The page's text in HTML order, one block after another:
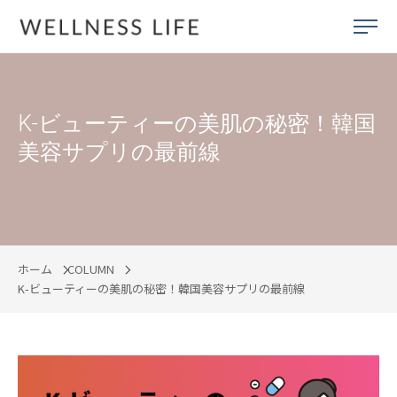
K-ビューティーの美肌の秘密！韓国
美容サプリの最前線
ホーム
COLUMN
K-ビューティーの美肌の秘密！韓国美容サプリの最前線